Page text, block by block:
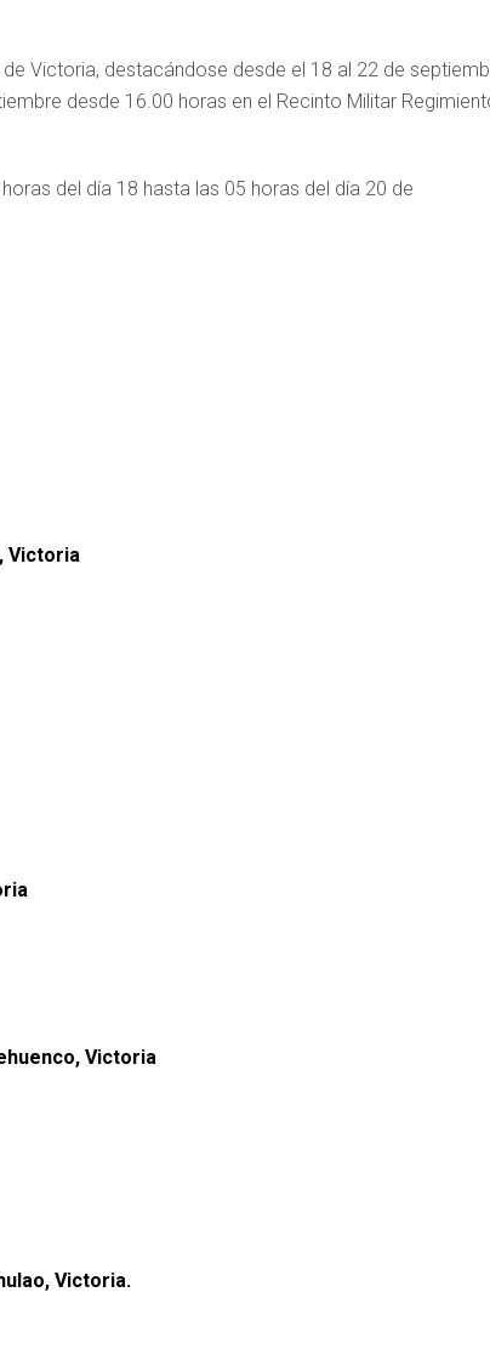
Victoria, destacándose desde el 18 al 22 de
desde 16.00 horas en el Recinto Militar
del día 18 hasta las 05 horas del día 20 de
Victoria
Victoria
Victoria.